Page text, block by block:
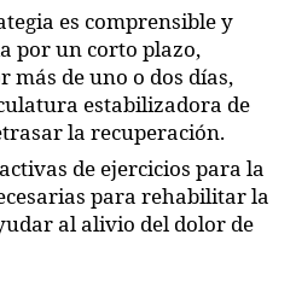
es comprensible y
por un corto plazo,
más de uno o dos días,
estabilizadora de
la recuperación.
de ejercicios para la
para rehabilitar la
al alivio del dolor de